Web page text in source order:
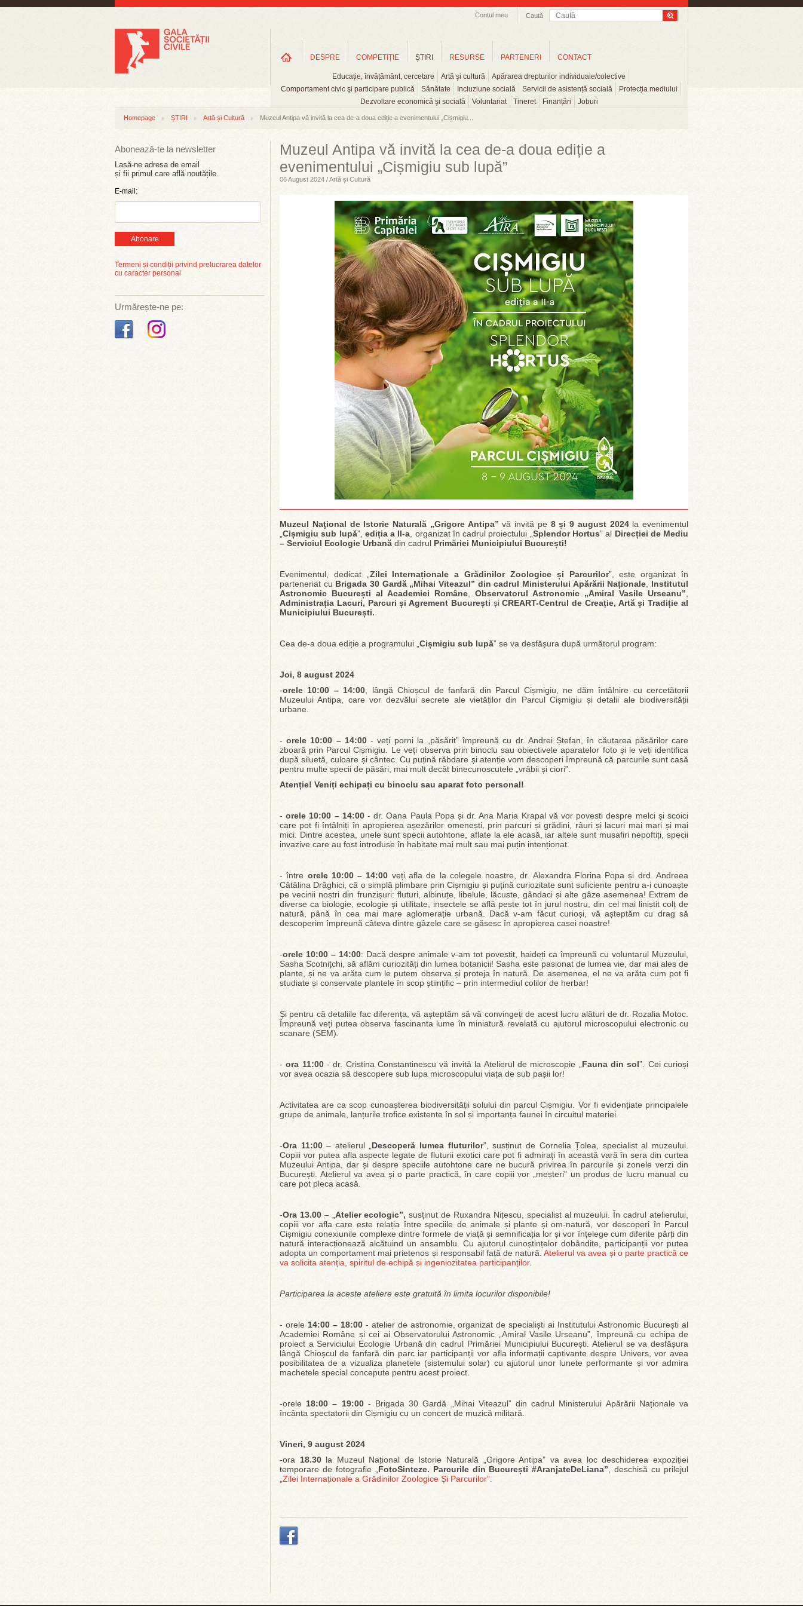
Caută
Contul meu
DESPRE COMPETIȚIE ŞTIRI
Educație, învățământ, cercetare Artă şi cultură
Apărarea drepturilor individuale/colective
Comportament civic şi participare publică
Sănătate Incluziune socială Servicii de asistență socială
Protecția mediului
Dezvoltare economică şi socială
Voluntariat Tineret Finanțări Joburi
RESURSE PARTENERI CONTACT
Homepage ȘTIRI Artă și Cultură Muzeul Antipa vă invită la cea de-a doua ediție a evenimentului „Cișmigiu...
Abonează-te la newsletter
Lasă-ne adresa de email
și fii primul care află noutățile.
E-mail:
Abonare
Termeni și condiții privind prelucrarea datelor
cu caracter personal
Urmărește-ne pe:
Muzeul Antipa vă invită la cea de-a doua ediție a
evenimentului „Cișmigiu sub lupă”
06 August 2024 / Artă și Cultură
Muzeul Naţional de Istorie Naturală „Grigore Antipa” vă invită pe 8 și 9 august 2024la evenimentul
Cișmigiu sub lupă”, ediția a II-a , organizat în cadrul proiectului „ Splendor Hortus” al Direcției de Mediu
– Serviciul Ecologie Urbană din cadrul Primăriei Municipiului București!
Evenimentul, dedicat „ Zilei Internaționale a Grădinilor Zoologice și Parcurilor”, este organizat în
parteneriat cu Brigada 30 Gardă „Mihai Viteazul” din cadrul Ministerului Apărării Naționale
Institutul
Astronomic București al Academiei Române
Observatorul Astronomic „Amiral Vasile Urseanu”
Administrația Lacuri, Parcuri și Agrement București șiCREART-Centrul de Creație, Artă și Tradiție al
Municipiului București.
Cea de-a doua ediție a programului „ Cișmigiu sub lupă” se va desfășura după următorul program:
Joi, 8 august 2024
-orele 10:00 – 14:00 , lângă Chioșcul de fanfară din Parcul Cișmigiu, ne dăm întâlnire cu cercetătorii
Muzeului Antipa, care vor dezvălui secrete ale vietăților din Parcul Cișmigiu și detalii ale biodiversității
urbane.
-orele 10:00 – 14:00- veți porni la „păsărit” împreună cu dr. Andrei Ștefan, în căutarea păsărilor care
zboară prin Parcul Cișmigiu. Le veți observa prin binoclu sau obiectivele aparatelor foto și le veți identifica
după siluetă, culoare și cântec. Cu puțină răbdare și atenție vom descoperi împreună că parcurile sunt casă
pentru multe specii de păsări, mai mult decât binecunoscutele „vrăbii și ciori”.
Atenție! Veniți echipați cu binoclu sau aparat foto personal!
-orele 10:00 – 14:00- dr. Oana Paula Popa și dr. Ana Maria Krapal vă vor povesti despre melci și scoici
care pot fi întâlniți în apropierea așezărilor omenești, prin parcuri și grădini, râuri și lacuri mai mari și mai
mici. Dintre acestea, unele sunt specii autohtone, aflate la ele acasă, iar altele sunt musafiri nepoftiți, specii
invazive care au fost introduse în habitate mai mult sau mai puțin intenționat.
- între orele 10:00 – 14:00 veți afla de la colegele noastre, dr. Alexandra Florina Popa și drd. Andreea
Cătălina Drăghici, că o simplă plimbare prin Cișmigiu și puțină curiozitate sunt suficiente pentru a-i cunoaște
pe vecinii noștri din frunzișuri: fluturi, albinuțe, libelule, lăcuste, gândaci și alte gâze asemenea! Extrem de
diverse ca biologie, ecologie și utilitate, insectele se află peste tot în jurul nostru, din cel mai liniștit colț de
natură, până în cea mai mare aglomerație urbană. Dacă v-am făcut curioși, vă așteptăm cu drag să
descoperim împreună câteva dintre gâzele care se găsesc în apropierea casei noastre!
-orele 10:00 – 14:00: Dacă despre animale v-am tot povestit, haideți ca împreună cu voluntarul Muzeului,
Sasha Scotnițchi, să aflăm curiozități din lumea botanicii! Sasha este pasionat de lumea vie, dar mai ales de
plante, și ne va arăta cum le putem observa și proteja în natură. De asemenea, el ne va arăta cum pot fi
studiate și conservate plantele în scop științific – prin intermediul colilor de herbar!
Și pentru că detaliile fac diferența, vă așteptăm să vă convingeți de acest lucru alături de dr. Rozalia Motoc.
Împreună veți putea observa fascinanta lume în miniatură revelată cu ajutorul microscopului electronic cu
scanare (SEM).
-ora 11:00- dr. Cristina Constantinescu vă invită la Atelierul de microscopie „ Fauna din sol”. Cei curioși
vor avea ocazia să descopere sub lupa microscopului viața de sub pașii lor!
Activitatea are ca scop cunoașterea biodiversității solului din parcul Cișmigiu. Vor fi evidențiate principalele
grupe de animale, lanțurile trofice existente în sol și importanța faunei în circuitul materiei.
-Ora 11:00– atelierul „ Descoperă lumea fluturilor”, susținut de Cornelia Țolea, specialist al muzeului.
Copiii vor putea afla aspecte legate de fluturii exotici care pot fi admirați în această vară în sera din curtea
Muzeului Antipa, dar și despre speciile autohtone care ne bucură privirea în parcurile și zonele verzi din
București. Atelierul va avea și o parte practică, în care copiii vor „meșteri” un produs de lucru manual cu
care pot pleca acasă.
-Ora 13.00– „ Atelier ecologic”, susținut de Ruxandra Nițescu, specialist al muzeului. În cadrul atelierului,
copiii vor afla care este relația între speciile de animale și plante și om-natură, vor descoperi în Parcul
Cișmigiu conexiunile complexe dintre formele de viață și semnificația lor și vor înțelege cum diferite părți din
natură interacționează alcătuind un ansamblu. Cu ajutorul cunoștințelor dobândite, participanții vor putea
adopta un comportament mai prietenos și responsabil față de natură.Atelierul va avea și o parte practică ce
va solicita atenția, spiritul de echipă și ingeniozitatea participanților.
Participarea la aceste ateliere este gratuită în limita locurilor disponibile!
- orele 14:00 – 18:00- atelier de astronomie, organizat de specialiști ai Institutului Astronomic București al
Academiei Române și cei ai Observatorului Astronomic „Amiral Vasile Urseanu”, împreună cu echipa de
proiect a Serviciului Ecologie Urbană din cadrul Primăriei Municipiului București. Atelierul se va desfășura
lângă Chioșcul de fanfară din parc iar participanții vor afla informații captivante despre Univers, vor avea
posibilitatea de a vizualiza planetele (sistemului solar) cu ajutorul unor lunete performante și vor admira
machetele special concepute pentru acest proiect.
-orele 18:00 – 19:00- Brigada 30 Gardă „Mihai Viteazul” din cadrul Ministerului Apărării Naționale va
încânta spectatorii din Cișmigiu cu un concert de muzică militară.
Vineri, 9 august 2024
-ora 18.30la Muzeul Național de Istorie Naturală „Grigore Antipa” va avea loc deschiderea expoziției
temporare de fotografie „ FotoSinteze. Parcurile din București #AranjateDeLiana” , deschisă cu prilejul
„Zilei Internaționale a Grădinilor Zoologice Și Parcurilor”.